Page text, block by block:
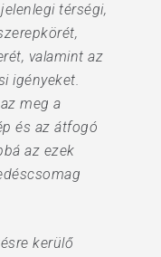
térségi,
valamint az
igényeket.
meg a
és az átfogó
az ezek
kerülő